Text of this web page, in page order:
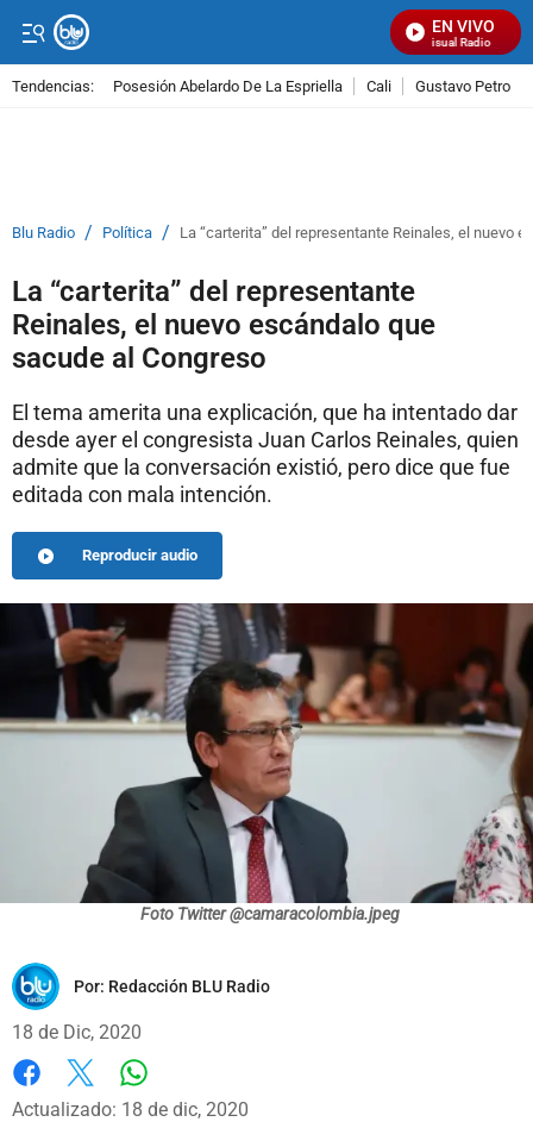
EN VIVO
Señal Visual Radio
Tendencias: Posesión Abelardo De La Espriella Cali Gustavo Petro
Blu Radio / Política / La “carterita” del representante Reinales, el nuevo
La “carterita” del representante
Reinales, el nuevo escándalo que
sacude al Congreso
El tema amerita una explicación, que ha intentado dar
desde ayer el congresista Juan Carlos Reinales, quien
admite que la conversación existió, pero dice que fue
editada con mala intención.
Reproducir audio
Foto Twitter @camaracolombia.jpeg
Por: Redacción BLU Radio
18 de Dic, 2020
Facebook
X
Actualizado: 18 de dic, 2020